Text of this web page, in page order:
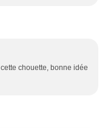
chouette, bonne idée